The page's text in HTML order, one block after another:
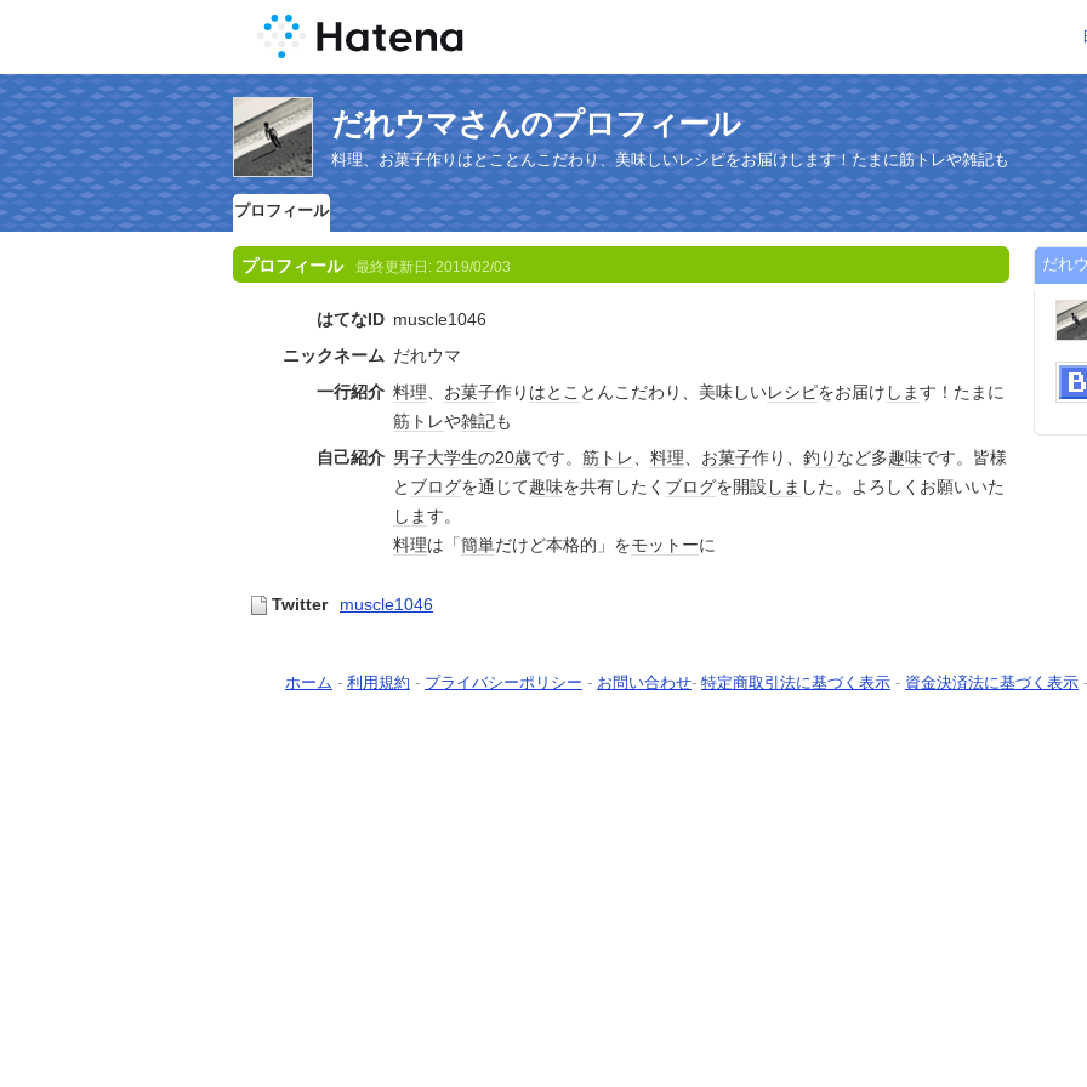
だれウマさんのプロフィール
料理、お菓子作りはとことんこだわり、美味しいレシピをお届けします！たまに筋トレや雑記も
プロフィール
プロフィール 最終更新日: 2019/02/03
はてなID muscle1046
ニックネーム だれウマ
一行紹介 料理、 お菓子作り はとこ とんこだわり、美味しいレシピをお届け します！たまに
筋トレや雑記も
自己紹介 男子大学生の20歳です。 筋トレ、 料理、 お菓子作り、 釣り など多趣味です。皆様
と ブログを通じて趣味を共有したく ブログを開設 しま した。よろしくお願いいた
します。
料理は「簡単だけど本格的」をモットーに
Twitter muscle1046
だれ
ホーム - 利用規約 - プライバシーポリシー - お問い合わせ- 特定商取引法に基づく表示 - 資金決済法に基づく表示 -